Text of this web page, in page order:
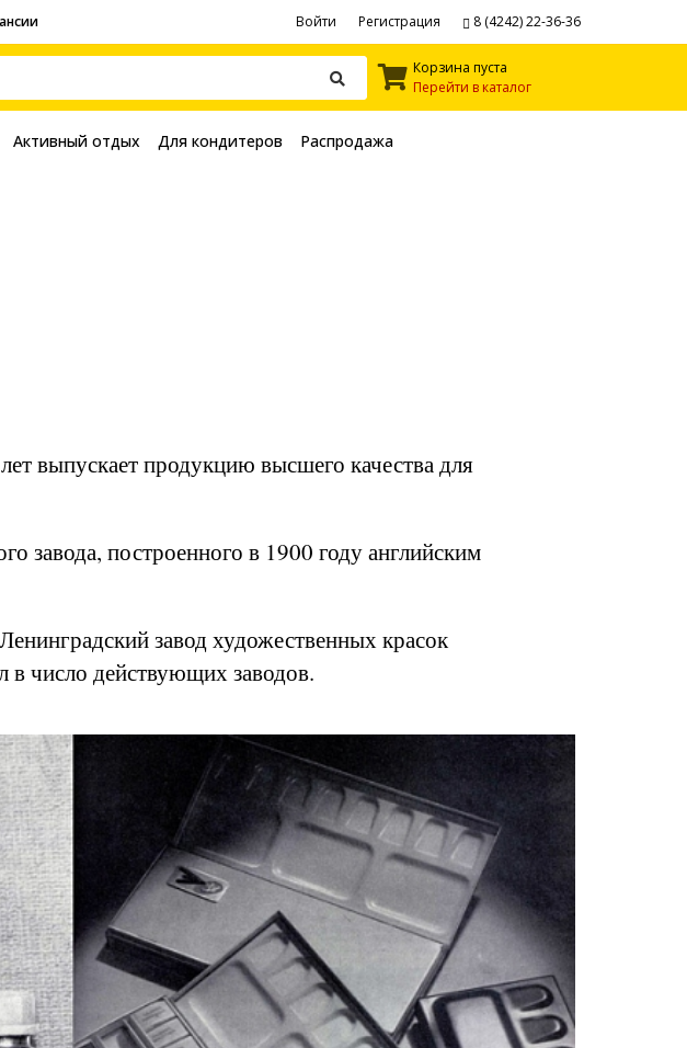
Войти Регистрация 8 (4242) 22-36-36
Корзина пуста
Перейти в каталог
Активный отдых Для кондитеров Распродажа
выпускает продукцию высшего качества для
завода, построенного в 1900 году английским
завод художественных красок
число действующих заводов.